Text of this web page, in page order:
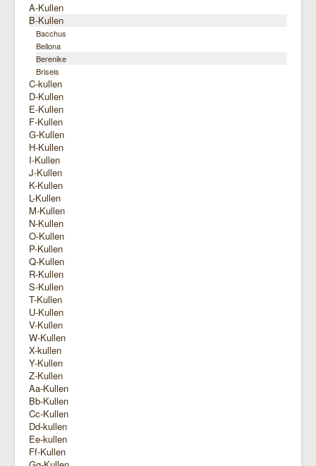
A-Kullen
B-Kullen
Bacchus
Bellona
Berenike
Briseis
C-kullen
D-Kullen
E-Kullen
F-Kullen
G-Kullen
H-Kullen
I-Kullen
J-Kullen
K-Kullen
L-Kullen
M-Kullen
N-Kullen
O-Kullen
P-Kullen
Q-Kullen
R-Kullen
S-Kullen
T-Kullen
U-Kullen
V-Kullen
W-Kullen
X-kullen
Y-Kullen
Z-Kullen
Aa-Kullen
Bb-Kullen
Cc-Kullen
Dd-kullen
Ee-kullen
Ff-Kullen